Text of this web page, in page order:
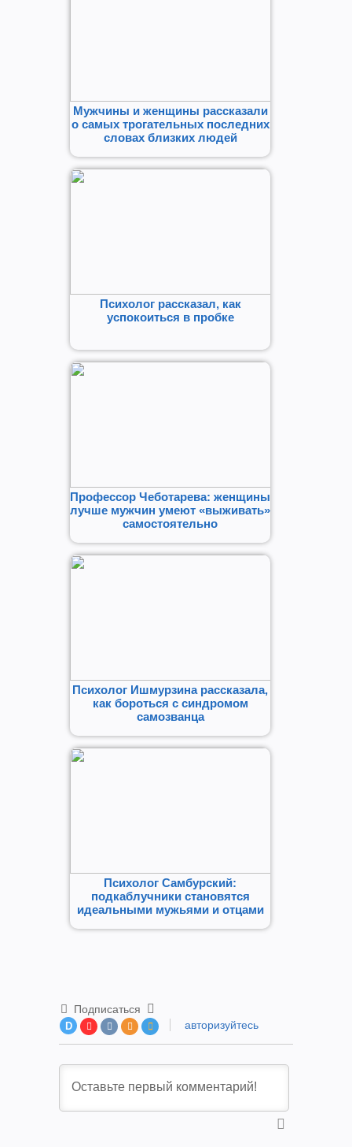
Мужчины и женщины рассказали
о самых трогательных последних
словах близких людей
Психолог рассказал, как
успокоиться в пробке
Профессор Чеботарева: женщины
лучше мужчин умеют «выживать»
самостоятельно
Психолог Ишмурзина рассказала,
как бороться с синдромом
самозванца
Психолог Самбурский:
подкаблучники становятся
идеальными мужьями и отцами
Подписаться
D авторизуйтесь